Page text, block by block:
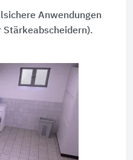
Anwendungen